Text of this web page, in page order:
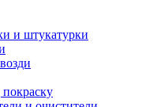
и штукатурки